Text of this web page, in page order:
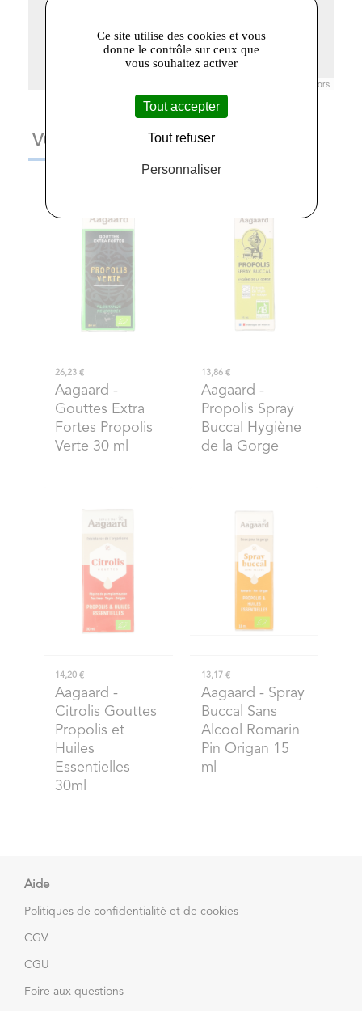
contributors
VOUS AIMEREZ AUSSI
26,23 €
Aagaard -
Gouttes Extra
Fortes Propolis
Verte 30 ml
13,86 €
Aagaard -
Propolis Spray
Buccal Hygiène
de la Gorge
14,20 €
Aagaard -
Citrolis Gouttes
Propolis et
Huiles
Essentielles
30ml
13,17 €
Aagaard - Spray
Buccal Sans
Alcool Romarin
Pin Origan 15
ml
Aide
Politiques de confidentialité et de cookies
CGV
CGU
Foire aux questions
Ce site utilise des cookies et vous
donne le contrôle sur ceux que
vous souhaitez activer
Tout accepter
Tout refuser
Personnaliser